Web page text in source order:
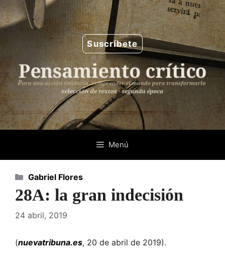
Saltar
al
contenido
Suscríbete
Menú
28A: la gran indecisión
24 abril, 2019
(nuevatribuna.es, 20 de abril de 2019).
Categorías
Gabriel Flores